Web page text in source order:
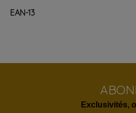
EAN-13
Exclusivités,